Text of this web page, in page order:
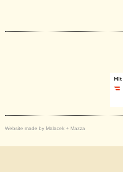
Website made by Malacek + Mazza